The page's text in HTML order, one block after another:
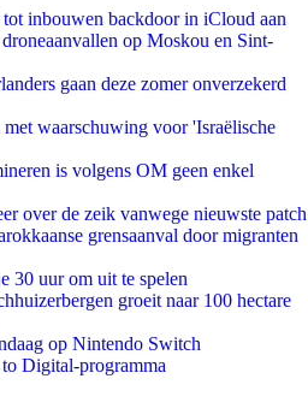
inbouwen backdoor in iCloud aan
op Moskou en Sint-
gaan deze zomer onverzekerd
waarschuwing voor 'Israëlische
is volgens OM geen enkel
over de zeik vanwege nieuwste patch
grensaanval door migranten
30 uur om uit te spelen
groeit naar 100 hectare
op Nintendo Switch
Digital-programma